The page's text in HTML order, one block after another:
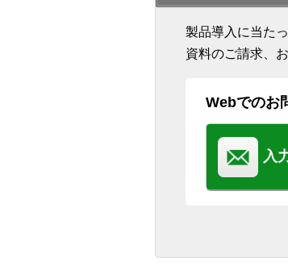
製品導入に当た
資料のご請求、
Webでのお
入